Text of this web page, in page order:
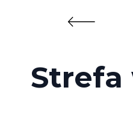
Strefa